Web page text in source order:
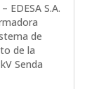
EDESA S.A.
de
de la
Senda